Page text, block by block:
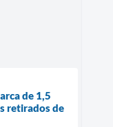
de 1,5
retirados de